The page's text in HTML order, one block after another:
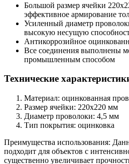
Большой размер ячейки
эффективное армирование
Усиленный диаметр
высокую несущую
Антикоррозийное
Все соединения выполнены
промышленным способом
Технические
Материал: оцинкованная
Размер ячейки: 220х220 мм
Диаметр проволоки: 4,5 мм
Тип покрытия: оцинковка
Преимущества использования:
подходит для объектов с
существенно увеличивает